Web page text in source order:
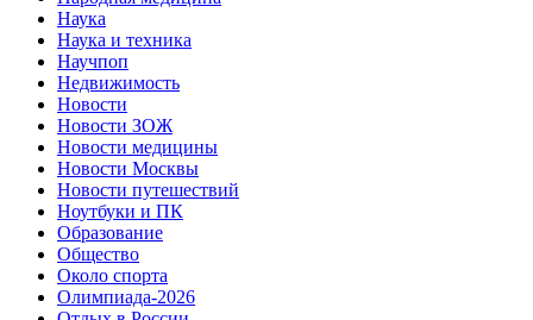
Наука
Наука и техника
Научпоп
Недвижимость
Новости
Новости ЗОЖ
Новости медицины
Новости Москвы
Новости путешествий
Ноутбуки и ПК
Образование
Общество
Около спорта
Олимпиада-2026